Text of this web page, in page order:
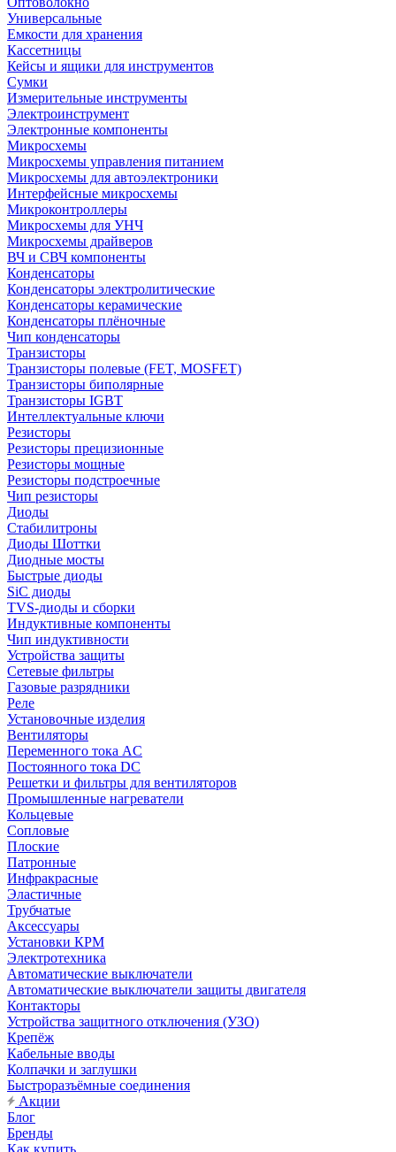
Универсальные
Емкости для хранения
Кассетницы
Кейсы и ящики для инструментов
Сумки
Измерительные инструменты
Электроинструмент
Электронные компоненты
Микросхемы
Микросхемы управления питанием
Микросхемы для автоэлектроники
Интерфейсные микросхемы
Микроконтроллеры
Микросхемы для УНЧ
Микросхемы драйверов
ВЧ и СВЧ компоненты
Конденсаторы
Конденсаторы электролитические
Конденсаторы керамические
Конденсаторы плёночные
Чип конденсаторы
Транзисторы
Транзисторы полевые (FET, MOSFET)
Транзисторы биполярные
Транзисторы IGBT
Интеллектуальные ключи
Резисторы
Резисторы прецизионные
Резисторы мощные
Резисторы подстроечные
Чип резисторы
Диоды
Стабилитроны
Диоды Шоттки
Диодные мосты
Быстрые диоды
SiC диоды
TVS-диоды и сборки
Индуктивные компоненты
Чип индуктивности
Устройства защиты
Сетевые фильтры
Газовые разрядники
Реле
Установочные изделия
Вентиляторы
Переменного тока AC
Постоянного тока DC
Решетки и фильтры для вентиляторов
Промышленные нагреватели
Кольцевые
Сопловые
Плоские
Патронные
Инфракрасные
Эластичные
Трубчатые
Аксессуары
Установки КРМ
Электротехника
Автоматические выключатели
Автоматические выключатели защиты двигателя
Контакторы
Устройства защитного отключения (УЗО)
Крепёж
Кабельные вводы
Колпачки и заглушки
Быстроразъёмные соединения
Акции
Блог
Бренды
Как купить